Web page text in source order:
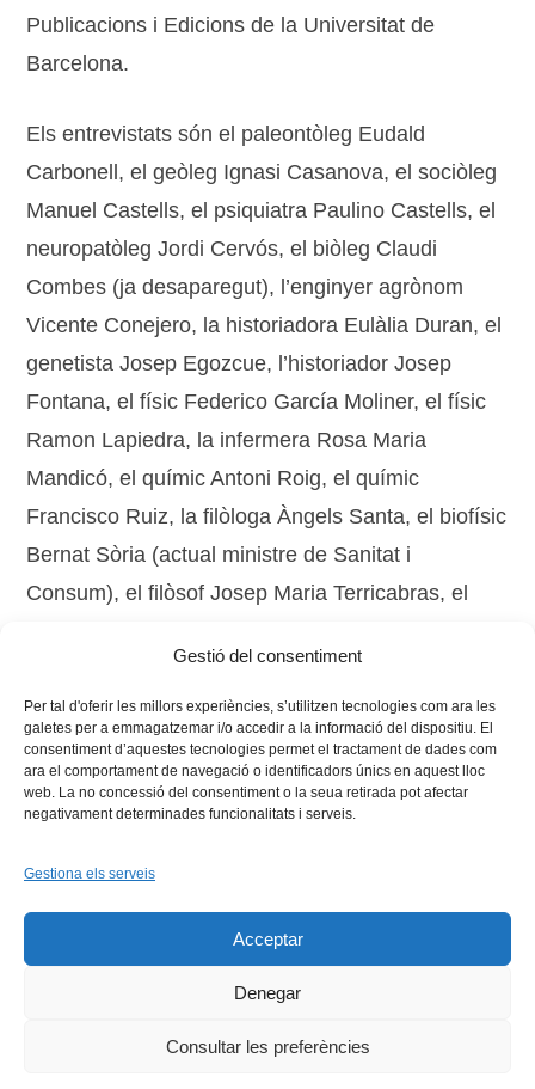
Gestió del consentiment
Per tal d'oferir les millors experiències, s’utilitzen tecnologies com ara les
galetes per a emmagatzemar i/o accedir a la informació del dispositiu. El
consentiment d’aquestes tecnologies permet el tractament de dades com
ara el comportament de navegació o identificadors únics en aquest lloc
web. La no concessió del consentiment o la seua retirada pot afectar
negativament determinades funcionalitats i serveis.
Gestiona els serveis
Acceptar
Denegar
Consultar les preferències
Publicacions i Edicions de la Universitat de
Barcelona.
Els entrevistats són el paleontòleg Eudald
Carbonell, el geòleg Ignasi Casanova, el sociòleg
Manuel Castells, el psiquiatra Paulino Castells, el
neuropatòleg Jordi Cervós, el biòleg Claudi
Combes (ja desaparegut), l’enginyer agrònom
Vicente Conejero, la historiadora Eulàlia Duran, el
genetista Josep Egozcue, l’historiador Josep
Fontana, el físic Federico García Moliner, el físic
Ramon Lapiedra, la infermera Rosa Maria
Mandicó, el químic Antoni Roig, el químic
Francisco Ruiz, la filòloga Àngels Santa, el biofísic
Bernat Sòria (actual ministre de Sanitat i
Consum), el filòsof Josep Maria Terricabras, el
Ricard Torrents.
Instagram
Flickr
INICI QUI SOM
PROGRAMES
DESENVOLUPAMENT SOSTENIBLE
AVÍS LEGAL
Copyright © 2026 - Xarxa Vives d'Universitats